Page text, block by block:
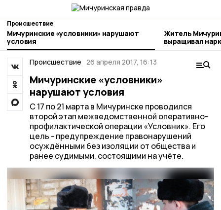
Происшествие
Мичуринские «условники» нарушают
условия
Житель
выращивал
Происшествие 26 апреля 2017, 16:13
Мичуринские «условники»
нарушают условия
С 17 по 21 марта в Мичуринске проводился
второй этап межведомственной оперативно-
профилактической операции «Условник». Его
цель - предупреждение правонарушений
осуждёнными без изоляции от общества и
ранее судимыми, состоящими на учёте.